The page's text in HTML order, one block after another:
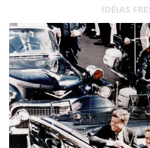
IDÉIAS